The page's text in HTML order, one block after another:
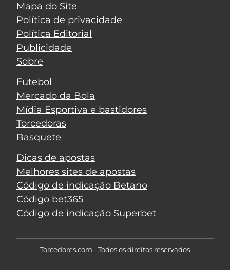
Mapa do Site
Política de privacidade
Política Editorial
Publicidade
Sobre
Futebol
Mercado da Bola
Mídia Esportiva e bastidores
Torcedoras
Basquete
Dicas de apostas
Melhores sites de apostas
Código de indicação Betano
Código bet365
Código de indicação Superbet
Torcedores.com - Todos os direitos reservados